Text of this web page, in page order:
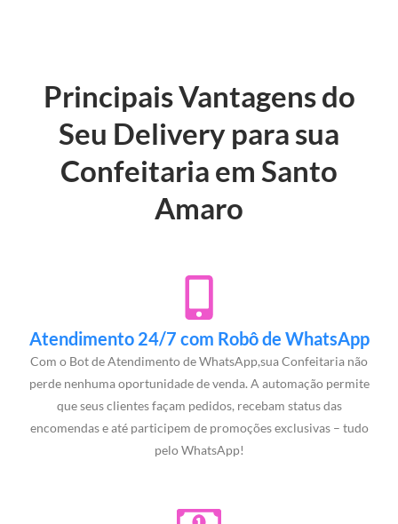
Principais Vantagens do
Seu Delivery para sua
Confeitaria em Santo
Amaro
Atendimento 24/7 com Robô de WhatsApp
Com o Bot de Atendimento de WhatsApp,sua Confeitaria não
perde nenhuma oportunidade de venda. A automação permite
que seus clientes façam pedidos, recebam status das
encomendas e até participem de promoções exclusivas – tudo
pelo WhatsApp!